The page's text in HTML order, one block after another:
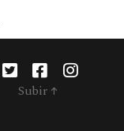
Subir ↑